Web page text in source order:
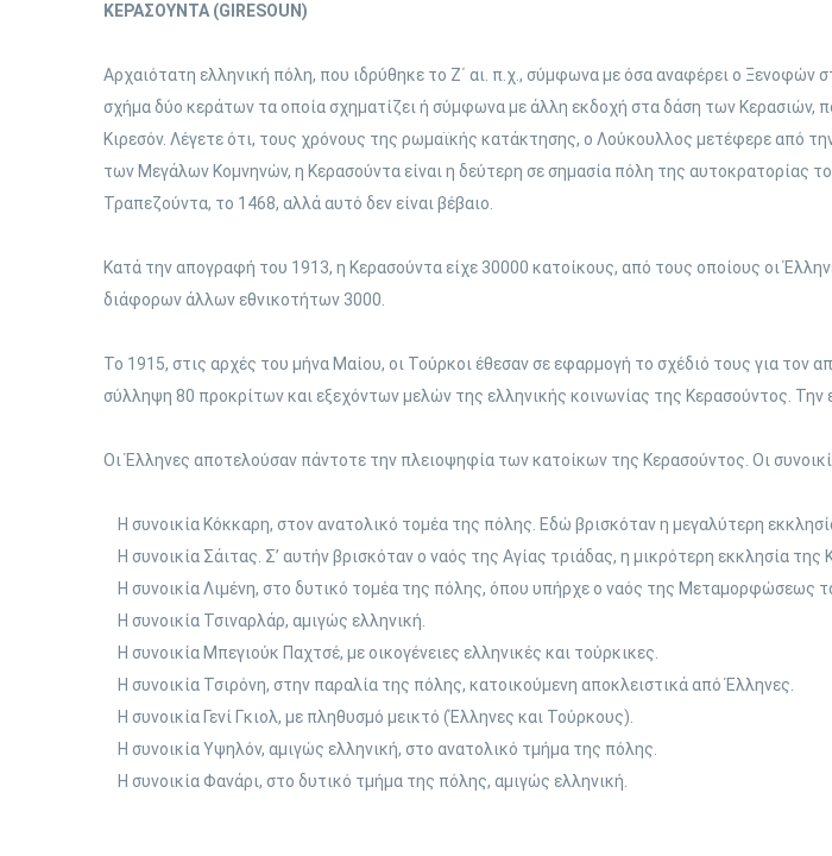
ΚΕΡΑΣΟΥΝΤΑ (GIRESOUN)
Αρχαιότατη ελληνική πόλη, που ιδρύθηκε το Ζ΄ αι. π.χ., σύμφωνα με όσα αναφέρει ο
σχήμα δύο κεράτων τα οποία σχηματίζει ή σύμφωνα με άλλη εκδοχή στα δάση των
Κιρεσόν. Λέγετε ότι, τους χρόνους της ρωμαϊκής κατάκτησης, ο Λούκουλλος μετέφερε από
των Μεγάλων Κομνηνών, η Κερασούντα είναι η δεύτερη σε σημασία πόλη της αυτοκρατορίας
Τραπεζούντα, το 1468, αλλά αυτό δεν είναι βέβαιο.
Κατά την απογραφή του 1913, η Κερασούντα είχε 30000 κατοίκους, από τους οποίους οι
διάφορων άλλων εθνικοτήτων 3000.
Το 1915, στις αρχές του μήνα Μαίου, οι Τούρκοι έθεσαν σε εφαρμογή το σχέδιό τους για
σύλληψη 80 προκρίτων και εξεχόντων μελών της ελληνικής κοινωνίας της Κερασούντος.
Οι Έλληνες αποτελούσαν πάντοτε την πλειοψηφία των κατοίκων της Κερασούντος. Οι
Η συνοικία Κόκκαρη, στον ανατολικό τομέα της πόλης. Εδώ βρισκόταν η μεγαλύτερη
Η συνοικία Σάιτας. Σ’ αυτήν βρισκόταν ο ναός της Αγίας τριάδας, η μικρότερη εκκλησία
Η συνοικία Λιμένη, στο δυτικό τομέα της πόλης, όπου υπήρχε ο ναός της Μεταμορφώσεως
Η συνοικία Τσιναρλάρ, αμιγώς ελληνική.
Η συνοικία Μπεγιούκ Παχτσέ, με οικογένειες ελληνικές και τούρκικες.
Η συνοικία Τσιρόνη, στην παραλία της πόλης, κατοικούμενη αποκλειστικά από Έλληνες.
Η συνοικία Γενί Γκιολ, με πληθυσμό μεικτό (Έλληνες και Τούρκους).
Η συνοικία Υψηλόν, αμιγώς ελληνική, στο ανατολικό τμήμα της πόλης.
Η συνοικία Φανάρι, στο δυτικό τμήμα της πόλης, αμιγώς ελληνική.